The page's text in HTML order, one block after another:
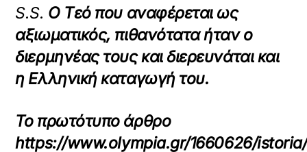
S.S. O Tεό που αναφέρεται ως
αξιωματικός, πιθανότατα ήταν ο
διερμηνέας τους και διερευνάται και
η Ελληνική καταγωγή του.
Το πρωτότυπο άρθρο
https://www.olympia.gr/1660626/